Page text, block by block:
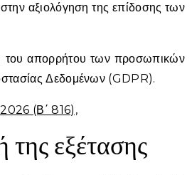
αξιολόγηση της επίδοσης των
του απορρήτου των προσωπικών
Δεδομένων (GDPR).
(Β΄ 816),
της εξέτασης